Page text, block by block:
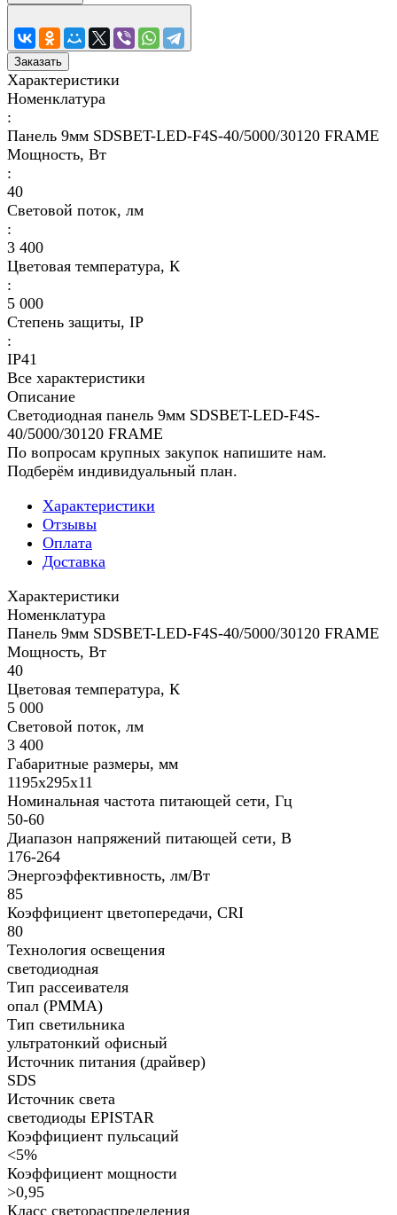
Заказать
Характеристики
Номенклатура
:
Панель 9мм SDSBET-LED-F4S-40/5000/30120 FRAME
Мощность, Вт
:
40
Световой поток, лм
:
3 400
Цветовая температура, К
:
5 000
Степень защиты, IP
:
IP41
Все характеристики
Описание
Светодиодная панель 9мм SDSBET-LED-F4S-
40/5000/30120 FRAME
По вопросам крупных закупок напишите нам.
Подберём индивидуальный план.
Характеристики
Отзывы
Оплата
Доставка
Характеристики
Номенклатура
Панель 9мм SDSBET-LED-F4S-40/5000/30120 FRAME
Мощность, Вт
40
Цветовая температура, К
5 000
Световой поток, лм
3 400
Габаритные размеры, мм
1195х295х11
Номинальная частота питающей сети, Гц
50-60
Диапазон напряжений питающей сети, В
176-264
Энергоэффективность, лм/Вт
85
Коэффициент цветопередачи, CRI
80
Технология освещения
светодиодная
Тип рассеивателя
опал (PMMA)
Тип светильника
ультратонкий офисный
Источник питания (драйвер)
SDS
Источник света
светодиоды EPISTAR
Коэффициент пульсаций
<5%
Коэффициент мощности
>0,95
Класс светораспределения